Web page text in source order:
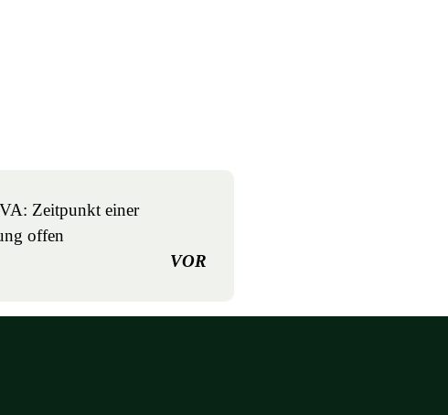
Zeitpunkt einer
offen
VOR